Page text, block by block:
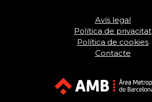
Avís legal
Política de privacitat
Política de cookies
Contacte